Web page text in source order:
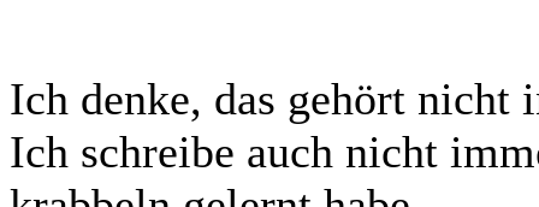
Ich denke, das gehört nicht
Ich schreibe auch nicht